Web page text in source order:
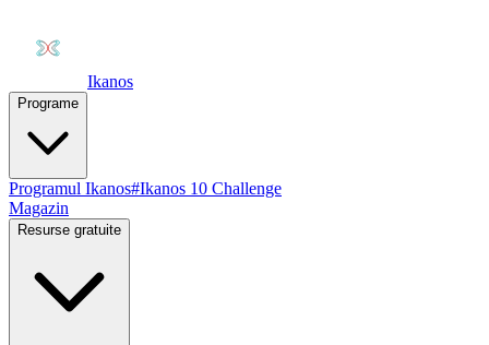
Ikanos
Programe
Programul Ikanos#Ikanos 10 Challenge
Magazin
Resurse gratuite